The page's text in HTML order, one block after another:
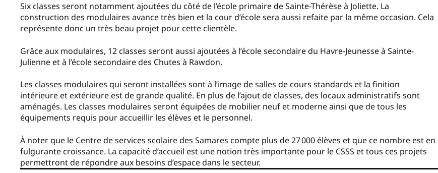
Six classes seront notamment ajoutées du côté de l’école primaire de Sainte-Thérèse à Joliette. La
construction des modulaires avance très bien et la cour d’école sera aussi refaite par la même occasion. Cela
représente donc un très beau projet pour cette clientèle.
Grâce aux modulaires, 12 classes seront aussi ajoutées à l’école secondaire du Havre-Jeunesse à Sainte-
Julienne et à l’école secondaire des Chutes à Rawdon.
Les classes modulaires qui seront installées sont à l’image de salles de cours standards et la finition
intérieure et extérieure est de grande qualité. En plus de l’ajout de classes, des locaux administratifs sont
aménagés. Les classes modulaires seront équipées de mobilier neuf et moderne ainsi que de tous les
équipements requis pour accueillir les élèves et le personnel.
À noter que le Centre de services scolaire des Samares compte plus de 27 000 élèves et que ce nombre est en
fulgurante croissance. La capacité d’accueil est une notion très importante pour le CSSS et tous ces projets
permettront de répondre aux besoins d’espace dans le secteur.